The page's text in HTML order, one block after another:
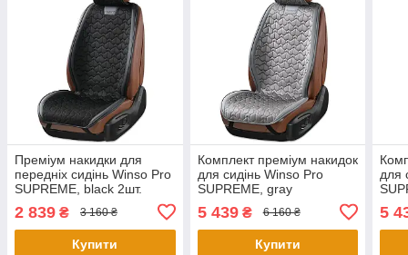
Преміум накидки для
передніх сидінь Winso Pro
SUPREME, black 2шт.
2 839 ₴ 3 160 ₴
Купити
Комплект преміум накидок
для сидінь Winso Pro
SUPREME, gray
5 439₴ 6 160 ₴
Купити
для
5